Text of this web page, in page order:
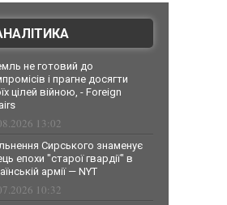
не готовий до
і прагне досягти
цілей війною, - Foreign
13:02
Сирського знаменує
епохи "старої гвардії" в
армії — NYT
10:32